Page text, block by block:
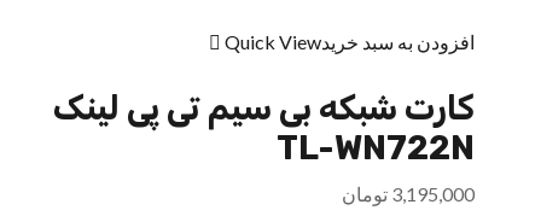
افزودن به سبد خریدQuick View
کارت شبکه بی سیم تی پی لینک
TL-WN722N
3,195,000 تومان